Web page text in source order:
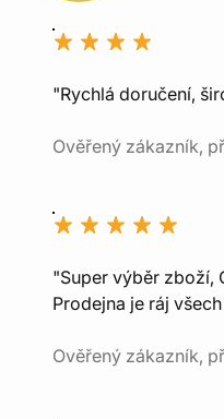
"Rychlá doručení,
Ověřený zákazník,
"Super výběr zboží,
Prodejna je ráj
Ověřený zákazník,